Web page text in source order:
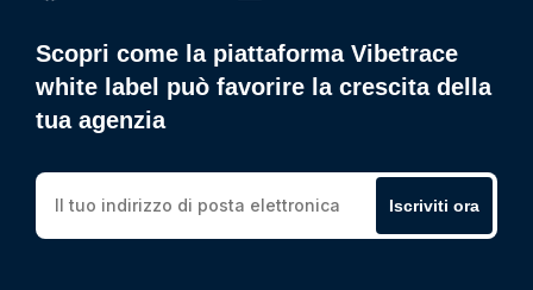
Scopri come la piattaforma Vibetrace
white label può favorire la crescita della
tua agenzia
Iscriviti ora